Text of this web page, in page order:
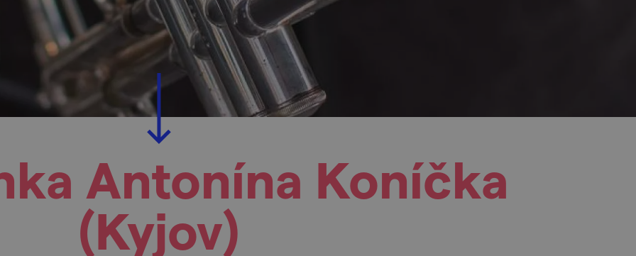
Antonína Koníčka
(Kyjov)